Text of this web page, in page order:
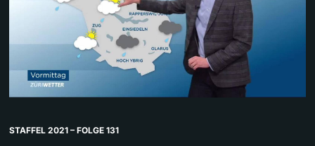
STAFFEL 2021 – FOLGE 131